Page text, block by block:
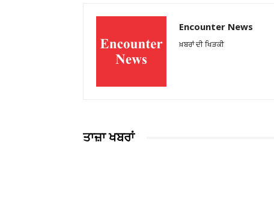
Encounter News
ਖ਼ਬਰਾਂ ਦੀ ਖਿੜਕੀ
ਤਾਜ਼ਾ ਖਬਰਾਂ